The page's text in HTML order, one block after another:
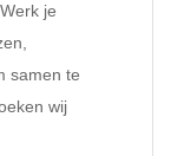
je
samen te
wij